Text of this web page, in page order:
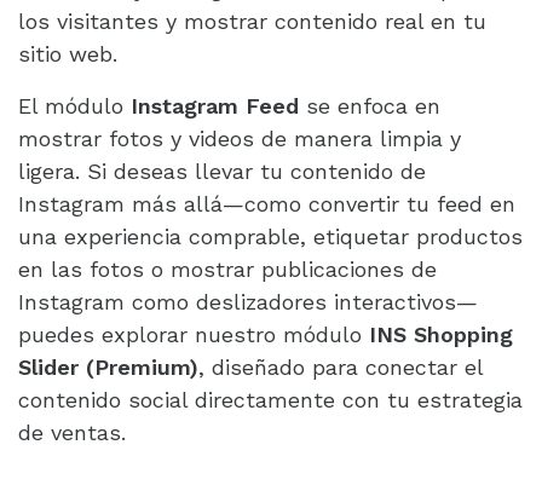
los visitantes y mostrar contenido real en tu
sitio web.
El módulo Instagram Feed se enfoca en
mostrar fotos y videos de manera limpia y
ligera. Si deseas llevar tu contenido de
Instagram más allá—como convertir tu feed en
una experiencia comprable, etiquetar productos
en las fotos o mostrar publicaciones de
Instagram como deslizadores interactivos—
puedes explorar nuestro módulo INS Shopping
Slider (Premium), diseñado para conectar el
contenido social directamente con tu estrategia
de ventas.